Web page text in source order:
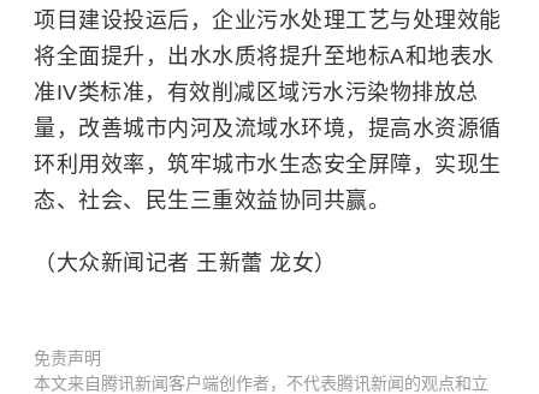
项目建设投运后，企业污水处理工艺与处理效能
将全面提升，出水水质将提升至地标A和地表水
准IV类标准，有效削减区域污水污染物排放总
量，改善城市内河及流域水环境，提高水资源循
环利用效率，筑牢城市水生态安全屏障，实现生
态、社会、民生三重效益协同共赢。
（大众新闻记者 王新蕾 龙女）
免责声明
本文来自腾讯新闻客户端创作者，不代表腾讯新闻的观点和立